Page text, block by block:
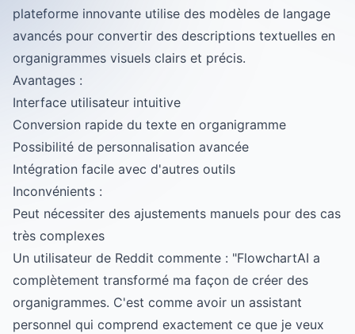
plateforme innovante utilise des modèles de langage
avancés pour convertir des descriptions textuelles en
organigrammes visuels clairs et précis.
Avantages :
Interface utilisateur intuitive
Conversion rapide du texte en organigramme
Possibilité de personnalisation avancée
Intégration facile avec d'autres outils
Inconvénients :
Peut nécessiter des ajustements manuels pour des cas
très complexes
Un utilisateur de Reddit commente : "FlowchartAI a
complètement transformé ma façon de créer des
organigrammes. C'est comme avoir un assistant
personnel qui comprend exactement ce que je veux